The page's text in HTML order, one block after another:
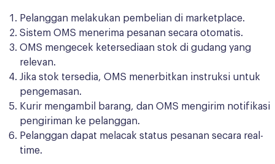
Pelanggan melakukan pembelian di marketplace.
Sistem OMS menerima pesanan secara otomatis.
OMS mengecek ketersediaan stok di gudang yang
relevan.
Jika stok tersedia, OMS menerbitkan instruksi untuk
pengemasan.
Kurir mengambil barang, dan OMS mengirim notifikasi
pengiriman ke pelanggan.
Pelanggan dapat melacak status pesanan secara real-
time.